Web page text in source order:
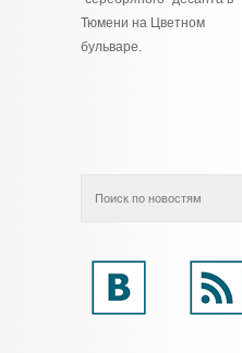
Тюмени на Цветном
бульваре.